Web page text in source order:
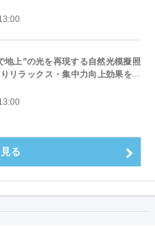
地上”の光を再現する⾃然光模擬照
リラックス・集中⼒向上効果を実
る